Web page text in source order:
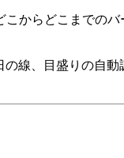
からどこまでの
の線、目盛りの自